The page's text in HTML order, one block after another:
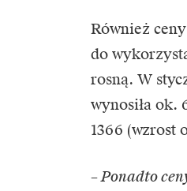
Również
do
rosną. W
wynosiła ok.
1366 (wzrost
– Ponadto